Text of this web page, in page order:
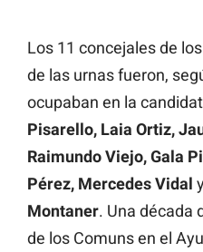
Los 11 concejales de
de las urnas fueron,
ocupaban en la
Pisarello, Laia Ortiz,
Raimundo Viejo, Gala
Pérez, Mercedes Vidal y
Montaner. Una década
de los Comuns en el